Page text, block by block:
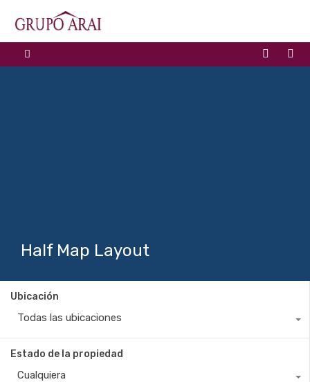
Half Map Layout
Ubicación
Todas las ubicaciones
Estado de la propiedad
Cualquiera